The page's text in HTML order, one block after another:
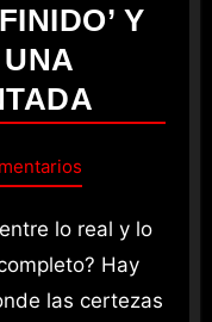
Y
Hay
las certezas